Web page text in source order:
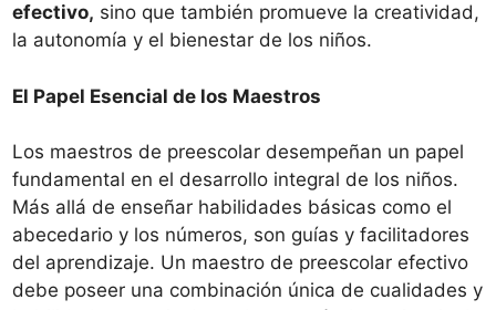
efectivo, sino que también promueve la creatividad,
la autonomía y el bienestar de los niños.
El Papel Esencial de los Maestros
Los maestros de preescolar desempeñan un papel
fundamental en el desarrollo integral de los niños.
Más allá de enseñar habilidades básicas como el
abecedario y los números, son guías y facilitadores
del aprendizaje. Un maestro de preescolar efectivo
debe poseer una combinación única de cualidades y